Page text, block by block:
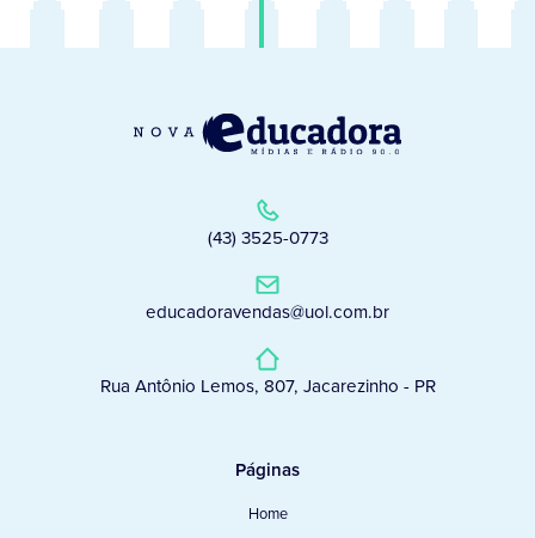
(43) 3525-0773
educadoravendas@uol.com.br
Rua Antônio Lemos, 807, Jacarezinho - PR
Páginas
Home